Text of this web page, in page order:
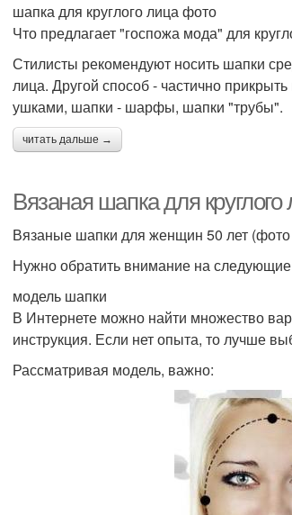
шапка для круглого лица фото
Что предлагает "госпожа мода" для
Стилисты рекомендуют носить шапки
лица. Другой способ - частично
ушками, шапки - шарфы, шапки "трубы".
читать дальше →
Вязаная шапка для
Вязаные шапки для женщин 50 лет
Нужно обратить внимание на
модель шапки
В Интернете можно найти множество
инструкция. Если нет опыта, то лучше
Рассматривая модель, важно: